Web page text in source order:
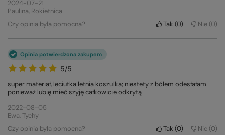
2024-07-21
Paulina, Rokietnica
Czy opinia była pomocna?
Tak 0 Nie 0
5/5
Opinia potwierdzona zakupem
super materiał, leciutka letnia koszulka; niestety z bólem odesłałam
ponieważ lubię mieć szyję całkowicie odkrytą
2022-08-05
Ewa, Tychy
Czy opinia była pomocna?
Tak 0 Nie 0